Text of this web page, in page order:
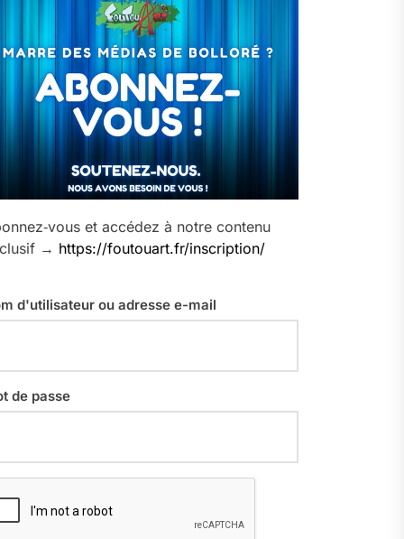
et accédez à notre contenu
→ https://foutouart.fr/inscription/
d'utilisateur ou adresse e-mail
de passe